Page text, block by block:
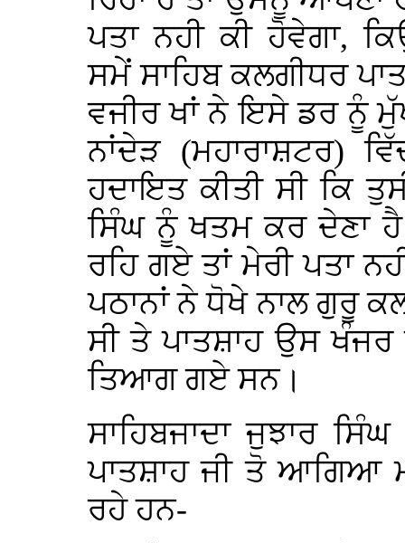
ਪਤਾ ਨਹੀ ਕੀ ਹੋਵੇਗਾ,
ਸਮੇਂ ਸਾਹਿਬ ਕਲਗੀਧਰ
ਵਜੀਰ ਖਾਂ ਨੇ ਇਸੇ ਡਰ ਨੂੰ
ਨਾਂਦੇੜ (ਮਹਾਰਾਸ਼ਟਰ)
ਹਦਾਇਤ ਕੀਤੀ ਸੀ ਕਿ
ਸਿੰਘ ਨੂੰ ਖਤਮ ਕਰ ਦੇਣਾ
ਰਹਿ ਗਏ ਤਾਂ ਮੇਰੀ ਪਤਾ
ਪਠਾਨਾਂ ਨੇ ਧੋਖੇ ਨਾਲ ਗੁਰੂ
ਸੀ ਤੇ ਪਾਤਸ਼ਾਹ ਉਸ
ਤਿਆਗ ਗਏ ਸਨ।
ਸਾਹਿਬਜਾਦਾ ਜੁਝਾਰ
ਪਾਤਸ਼ਾਹ ਜੀ ਤੋ ਆਗਿਆ
ਰਹੇ ਹਨ-